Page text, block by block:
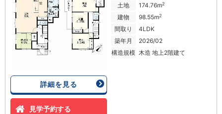
詳細を見る
見学予約する
土地
174.76m2
建物 98.55m2
間取り
4LDK
築年月
2026/02
構造規模 木造 地上2階建て